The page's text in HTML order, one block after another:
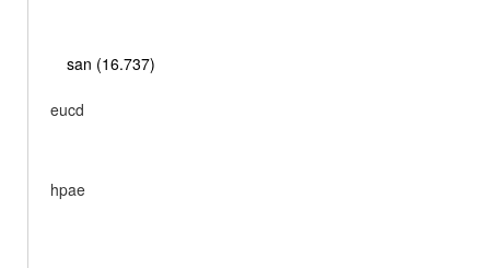
san (16.737)
eucd
hpae